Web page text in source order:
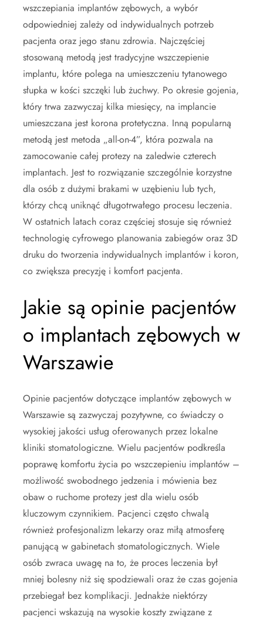
wszczepiania implantów zębowych, a wybór
odpowiedniej zależy od indywidualnych potrzeb
pacjenta oraz jego stanu zdrowia. Najczęściej
stosowaną metodą jest tradycyjne wszczepienie
implantu, które polega na umieszczeniu tytanowego
słupka w kości szczęki lub żuchwy. Po okresie gojenia,
który trwa zazwyczaj kilka miesięcy, na implancie
umieszczana jest korona protetyczna. Inną popularną
metodą jest metoda „all-on-4”, która pozwala na
zamocowanie całej protezy na zaledwie czterech
implantach. Jest to rozwiązanie szczególnie korzystne
dla osób z dużymi brakami w uzębieniu lub tych,
którzy chcą uniknąć długotrwałego procesu leczenia.
W ostatnich latach coraz częściej stosuje się również
technologię cyfrowego planowania zabiegów oraz 3D
druku do tworzenia indywidualnych implantów i koron,
co zwiększa precyzję i komfort pacjenta.
Jakie są opinie pacjentów
o implantach zębowych w
Warszawie
Opinie pacjentów dotyczące implantów zębowych w
Warszawie są zazwyczaj pozytywne, co świadczy o
wysokiej jakości usług oferowanych przez lokalne
kliniki stomatologiczne. Wielu pacjentów podkreśla
poprawę komfortu życia po wszczepieniu implantów –
możliwość swobodnego jedzenia i mówienia bez
obaw o ruchome protezy jest dla wielu osób
kluczowym czynnikiem. Pacjenci często chwalą
również profesjonalizm lekarzy oraz miłą atmosferę
panującą w gabinetach stomatologicznych. Wiele
osób zwraca uwagę na to, że proces leczenia był
mniej bolesny niż się spodziewali oraz że czas gojenia
przebiegał bez komplikacji. Jednakże niektórzy
pacjenci wskazują na wysokie koszty związane z